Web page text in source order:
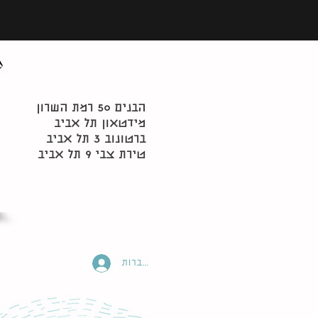
הבנים 50 רמת השרון
מידטאון תל אביב
ברטונוב 3 תל אביב
טירת צבי 9 תל אביב
להתחברות